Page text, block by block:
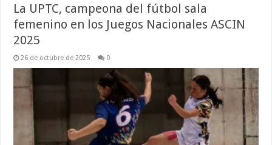
La UPTC, campeona del fútbol sala
femenino en los Juegos Nacionales ASCIN
2025
26 de octubre de 2025 0